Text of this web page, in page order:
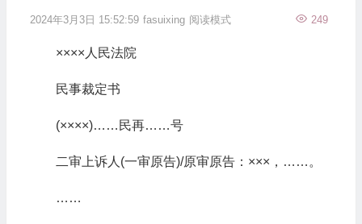
2024年3月3日 15:52:59 fasuixing 249
阅读模式
××××人民法院
民事裁定书
(××××)……民再……号
二审上诉人(一审原告)/原审原告：×××，……。
……